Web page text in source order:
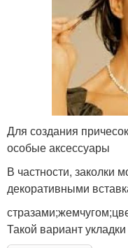
Для создания
особые аксессуары
В частности, заколки
декоративными
Такой вариант